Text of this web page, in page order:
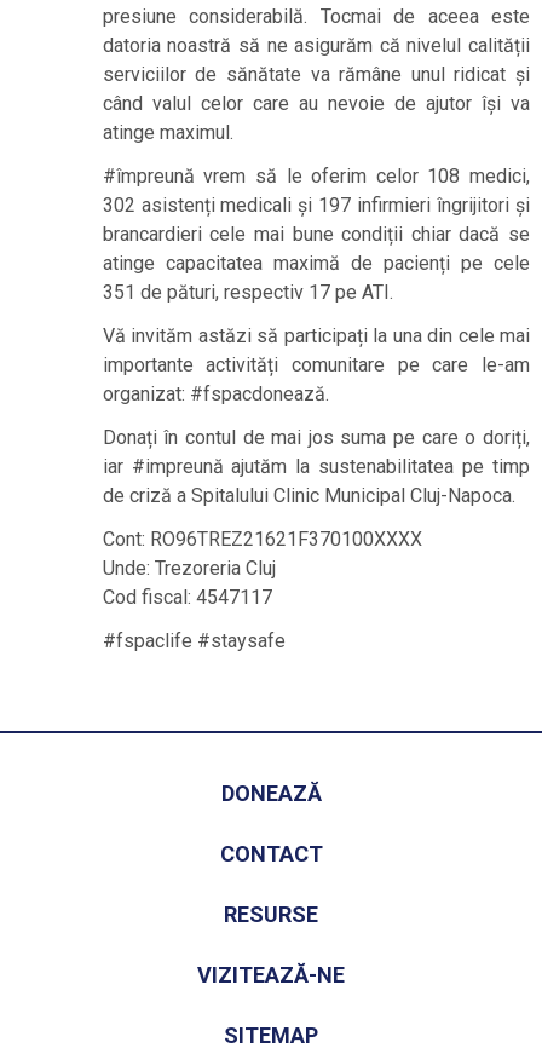
presiune considerabilă. Tocmai de aceea este
datoria noastră să ne asigurăm că nivelul calității
serviciilor de sănătate va rămâne unul ridicat și
când valul celor care au nevoie de ajutor își va
atinge maximul.
#împreună vrem să le oferim celor 108 medici,
302 asistenți medicali și 197 infirmieri îngrijitori și
brancardieri cele mai bune condiții chiar dacă se
atinge capacitatea maximă de pacienți pe cele
351 de pături, respectiv 17 pe ATI.
Vă invităm astăzi să participați la una din cele mai
importante activități comunitare pe care le-am
organizat: #fspacdonează.
Donați în contul de mai jos suma pe care o doriți,
iar #impreună ajutăm la sustenabilitatea pe timp
de criză a Spitalului Clinic Municipal Cluj-Napoca.
Cont: RO96TREZ21621F370100XXXX
Unde: Trezoreria Cluj
Cod fiscal: 4547117
#fspaclife #staysafe
DONEAZĂ
CONTACT
RESURSE
VIZITEAZĂ-NE
SITEMAP